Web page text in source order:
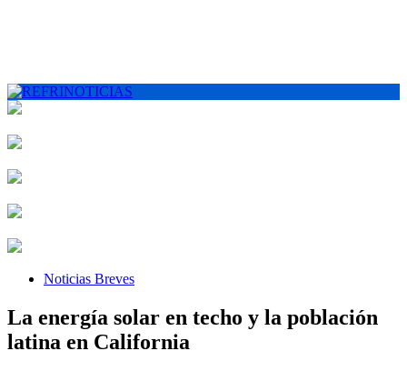
Noticias Breves
La energía solar en techo y la población
latina en California